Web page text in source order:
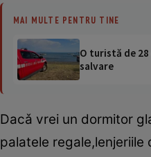
MAI MULTE PENTRU TINE
O turistă de
salvare
Dacǎ vrei un dormitor
palatele